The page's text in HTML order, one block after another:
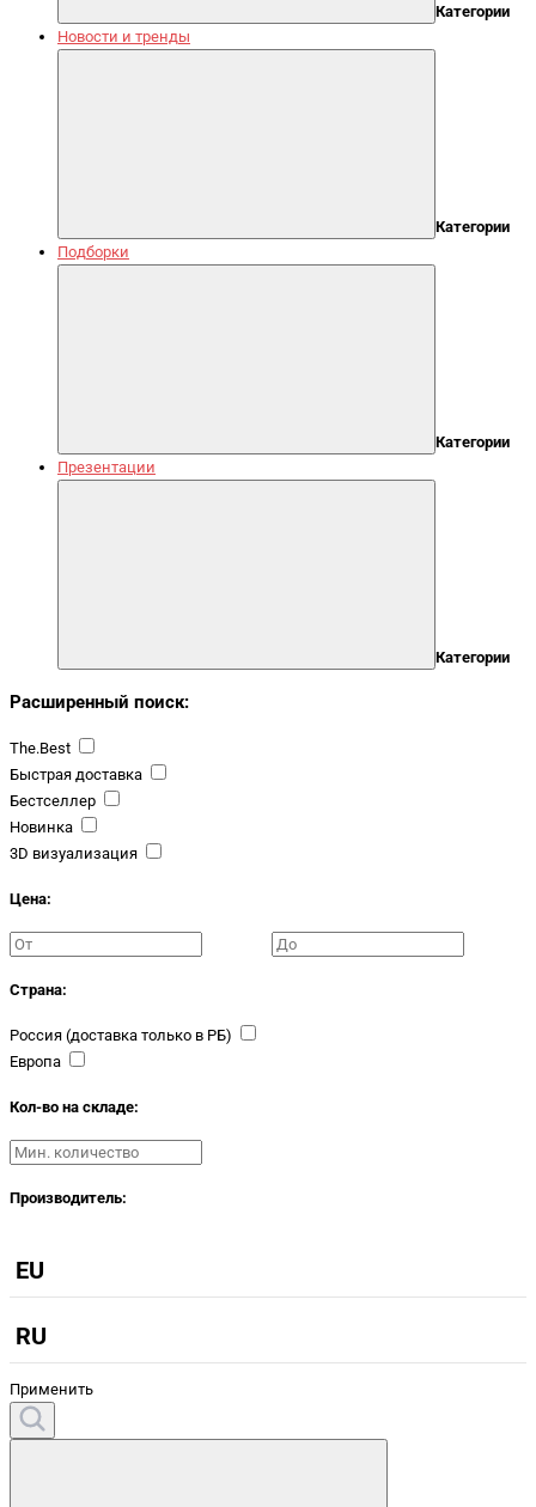
Категории
Новости и тренды
Категории
Подборки
Категории
Презентации
Категории
Расширенный поиск:
The.Best
Быстрая доставка
Бестселлер
Новинка
3D визуализация
Цена:
Страна:
Россия (доставка только в РБ)
Европа
Кол-во на складе:
Производитель:
EU
RU
Применить